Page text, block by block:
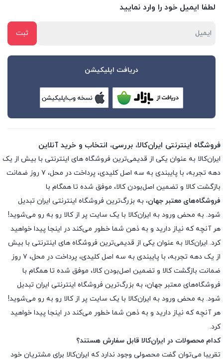
لطفا ایمیل خود را وارد نمایید
دریافت اپلیکیشن
فروشگاه اینترنتی ایران‌کالا، بررسی، انتخاب و خرید آنلاین
ایران‌کالا به عنوان یکی از قدیمی‌ترین فروشگاه های اینترنتی با بیش از یک
دهه تجربه، با پایبندی به سه اصل کلیدی، پرداخت در محل، ۷ روز ضمانت
بازگشت کالا و تضمین اصل‌بودن کالا، موفق شده تا همگام با
فروشگاه‌های معتبر جهان، به بزرگ‌ترین فروشگاه اینترنتی ایران تبدیل
شود. به محض ورود به ایران‌کالا با یک سایت پر از کالا رو به رو می‌شوید!
هر آنچه که نیاز دارید و به ذهن شما خطور می‌کند در اینجا پیدا خواهید
کرد. ایران‌کالا به عنوان یکی از قدیمی‌ترین فروشگاه های اینترنتی با بیش
از یک دهه تجربه، با پایبندی به سه اصل کلیدی، پرداخت در محل، ۷ روز
ضمانت بازگشت کالا و تضمین اصل‌بودن کالا، موفق شده تا همگام با
فروشگاه‌های معتبر جهان، به بزرگ‌ترین فروشگاه اینترنتی ایران تبدیل
شود. به محض ورود به ایران‌کالا با یک سایت پر از کالا رو به رو می‌شوید!
هر آنچه که نیاز دارید و به ذهن شما خطور می‌کند در اینجا پیدا خواهید
کرد.
کدام محصولات در ایران‌کالا قابل سفارش هستند؟
تقریبا می‌توان گفت محصولی وجود ندارد که ایران‌کالا برای مشتریان خود